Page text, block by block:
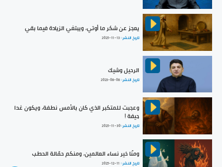
يعجز عن شكر ما أوتي، ويبتغي الزيادة فيما بقي
تاريخ النشر :2025-11-13
الرحيل وشيك
تاريخ النشر :2023-08-08
وعجبت للمتكبر الذي كان بالأمس نطفة، ويكون غدا
جيفة !
تاريخ النشر :2025-11-30
ومنّا خير نساء العالمين، ومنكم حمّالة الحطب
تاريخ النشر : 2025-12-11